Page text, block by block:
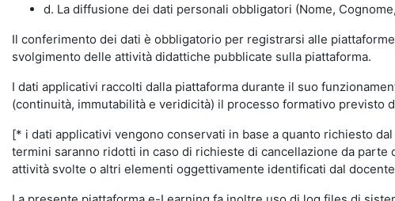
d. La diffusione dei dati personali obbligatori (Nome,
Il conferimento dei dati è obbligatorio per registrarsi alle
svolgimento delle attività didattiche pubblicate sulla piattaforma.
I dati applicativi raccolti dalla piattaforma durante il suo
(continuità, immutabilità e veridicità) il processo formativo previsto
[* i dati applicativi vengono conservati in base a quanto richiesto
termini saranno ridotti in caso di richieste di cancellazione da
attività svolte o altri elementi oggettivamente identificati dal